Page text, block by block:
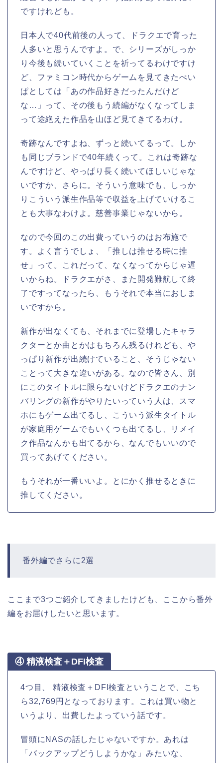
ですけれども。
日本人で40代前後の人って、ドラクエで育った
人多いと思うんですよ。で、シリーズがしっか
り今後も続いていくことを祈ってるわけですけ
ど、ファミコン時代からゲームを見てきたぺい
ぱとしては「あの作品好きだったんだけど
な…」って、その後もう続編がなくなってしま
って途絶えた作品を山ほど見てきてるわけ。
奇跡なんですよね、ずっと続いてるって。しか
も同じブランドで40年続くって。これは奇跡な
んですけど、やっぱり長く続いてほしいじゃな
いですか、さらに。そういう意味でも、しっか
りこういう派生作品等で収益を上げていけるこ
とも大事なわけよ。慈善事業じゃないから。
なので今回のこの出費っていうのはお布施で
す。よく言うでしょ、「推しは推せる時に推
せ」って。これだって、なくなってからじゃ遅
いからね。ドラクエがさ、また開発難航して終
了ですってなったら、もうそれで本当におしま
いですから。
新作が出なくても、それまでに登場したキャラ
クターとか曲とかはもちろん残るけれども、や
っぱり新作が出続けていること、そうじゃない
ことって大きな違いがある。なので皆さん、別
にこのタイトルに限らないけどドラクエのナン
バリングの新作がやりたいっていう人は、スマ
ホにもゲーム出てるし、こういう派生タイトル
が家庭用ゲームでもいくつも出てるし、リメイ
ク作品なんかも出てるから、なんでもいいので
買ってあげてください。
もうそれが一番いいよ。とにかく推せるときに
推してください。
番外編でさらに2選
ここまで3つご紹介してきましたけども、ここから番外
編をお届けしたいと思います。
④ 精液検査＋DFI検査
4つ目、 精液検査＋DFI検査ということで、こち
ら32,769円となっております。これは買い物と
いうより、出費したよっていう話です。
冒頭にNASの話したじゃないですか。あれは
「バックアップどうしようかな」みたいな、